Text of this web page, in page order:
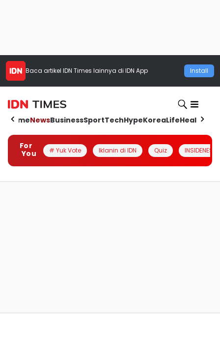
Baca artikel IDN Times lainnya di IDN App Install
HomeNewsBusinessSportTechHypeKoreaLifeHealth
For
You
# Yuk Vote Iklanin di IDN Quiz INSIDENESIA